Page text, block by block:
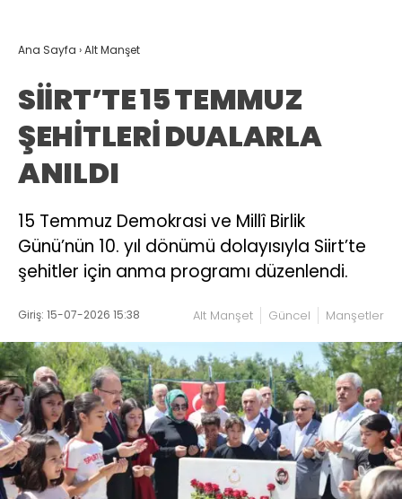
Ana Sayfa ›Alt Manşet
SİİRT’TE 15 TEMMUZ
ŞEHİTLERİ DUALARLA
ANILDI
15 Temmuz Demokrasi ve Millî Birlik
Günü’nün 10. yıl dönümü dolayısıyla Siirt’te
şehitler için anma programı düzenlendi.
Giriş: 15-07-2026 15:38 Alt Manşet Güncel Manşetler